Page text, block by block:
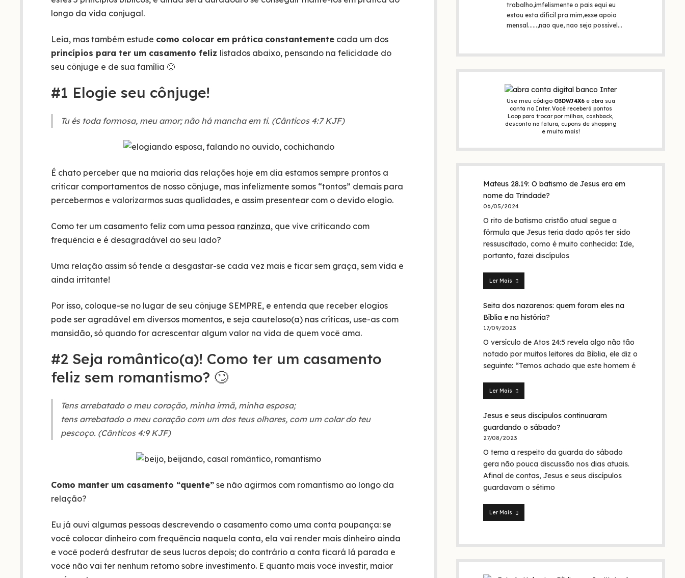
longo da vida conjugal.
Leia, mas também estude como colocar em prática constantemente cada um dos
princípios para ter um casamento feliz listados abaixo, pensando na felicidade do
seu cônjuge e de sua família 🙂
#1 Elogie seu cônjuge!
Tu és toda formosa, meu amor; não há mancha em ti. (Cânticos 4:7 KJF)
É chato perceber que na maioria das relações hoje em dia estamos sempre prontos a
criticar comportamentos de nosso cônjuge, mas infelizmente somos “tontos” demais para
percebermos e valorizarmos suas qualidades, e assim presentear com o devido elogio.
Como ter um casamento feliz com uma pessoa ranzinza, que vive criticando com
frequência e é desagradável ao seu lado?
Uma relação assim só tende a desgastar-se cada vez mais e ficar sem graça, sem vida e
ainda irritante!
Por isso, coloque-se no lugar de seu cônjuge SEMPRE, e entenda que receber elogios
pode ser agradável em diversos momentos, e seja cauteloso(a) nas críticas, use-as com
mansidão, só quando for acrescentar algum valor na vida de quem você ama.
#2 Seja romântico(a)! Como ter um casamento
feliz sem romantismo? 🙄
Tens arrebatado o meu coração, minha irmã, minha esposa;
tens arrebatado o meu coração com um dos teus olhares, com um colar do teu
pescoço. (Cânticos 4:9 KJF)
Como manter um casamento “quente” se não agirmos com romantismo ao longo da
relação?
Eu já ouvi algumas pessoas descrevendo o casamento como uma conta poupança: se
você colocar dinheiro com frequência naquela conta, ela vai render mais dinheiro ainda
e você poderá desfrutar de seus lucros depois; do contrário a conta ficará lá parada e
você não vai ter nenhum retorno sobre investimento. E quanto mais você investir, maior
trabalho,imfelismente o pais equi eu
estou esta dificil pra mim,esse apoio
mensal......,nao que, nao seja possivel…
Use meu código O3DWJ4X6 e abra sua
conta no Inter. Você receberá pontos
Loop para trocar por milhas, cashback,
desconto na fatura, cupons de shopping
e muito mais!
Mateus 28.19: O batismo de Jesus era em
nome da Trindade?
06/05/2024
O rito de batismo cristão atual segue a
fórmula que Jesus teria dado após ter sido
ressuscitado, como é muito conhecida: Ide,
portanto, fazei discípulos
Ler Mais
Mateus
O
batismo
de
era
em
nome
da
Seita dos nazarenos: quem foram eles na
Bíblia e na história?
17/09/2023
O versículo de Atos 24:5 revela algo não tão
notado por muitos leitores da Bíblia, ele diz o
seguinte: “Temos achado que este homem é
Ler Mais
Seita
nazarenos:
quem
foram
na
Bíblia
e
história?
Jesus e seus discípulos continuaram
guardando o sábado?
27/08/2023
O tema a respeito da guarda do sábado
gera não pouca discussão nos dias atuais.
Afinal de contas, Jesus e seus discípulos
guardavam o sétimo
Ler Mais
Jesus
o